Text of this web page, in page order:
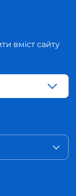
вміст сайту